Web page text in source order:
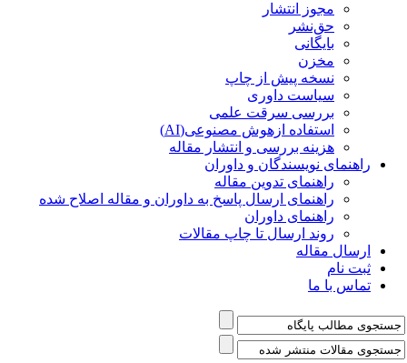
مجوز انتشار
حق‌نشر
بایگانی
مخزن
نسخه پیش از چاپ
سیاست داوری
بررسی سرقت علمی
استفاده ازهوش مصنوعی(AI)
هزینه بررسی و انتشار مقاله
راهنمای نویسندگان و داوران
راهنمای تدوین مقاله
راهنمای ارسال پاسخ به داوران و مقاله اصلاح شده
راهنمای داوران
روند ارسال تا چاپ مقالات
ارسال مقاله
ثبت نام
تماس با ما